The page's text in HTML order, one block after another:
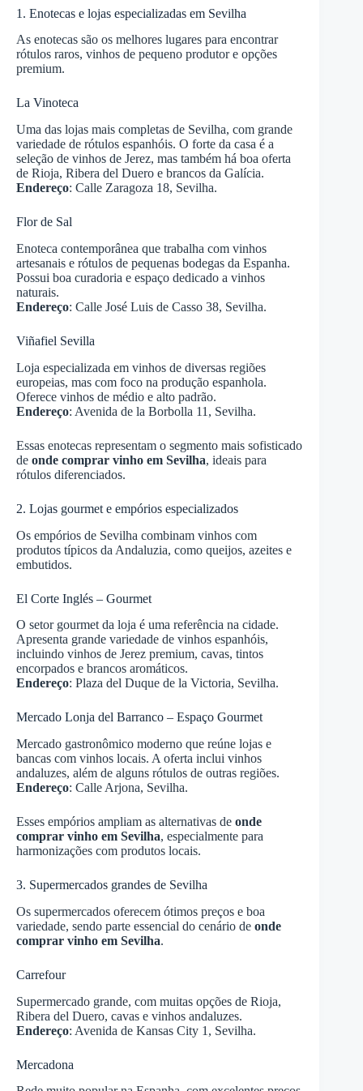
1. Enotecas e lojas especializadas em Sevilha
As enotecas são os melhores lugares para encontrar
rótulos raros, vinhos de pequeno produtor e opções
premium.
La Vinoteca
Uma das lojas mais completas de Sevilha, com grande
variedade de rótulos espanhóis. O forte da casa é a
seleção de vinhos de Jerez, mas também há boa oferta
de Rioja, Ribera del Duero e brancos da Galícia.
Endereço: Calle Zaragoza 18, Sevilha.
Flor de Sal
Enoteca contemporânea que trabalha com vinhos
artesanais e rótulos de pequenas bodegas da Espanha.
Possui boa curadoria e espaço dedicado a vinhos
naturais.
Endereço: Calle José Luis de Casso 38, Sevilha.
Viñafiel Sevilla
Loja especializada em vinhos de diversas regiões
europeias, mas com foco na produção espanhola.
Oferece vinhos de médio e alto padrão.
Endereço: Avenida de la Borbolla 11, Sevilha.
Essas enotecas representam o segmento mais sofisticado
de onde comprar vinho em Sevilha, ideais para
rótulos diferenciados.
2. Lojas gourmet e empórios especializados
Os empórios de Sevilha combinam vinhos com
produtos típicos da Andaluzia, como queijos, azeites e
embutidos.
El Corte Inglés – Gourmet
O setor gourmet da loja é uma referência na cidade.
Apresenta grande variedade de vinhos espanhóis,
incluindo vinhos de Jerez premium, cavas, tintos
encorpados e brancos aromáticos.
Endereço: Plaza del Duque de la Victoria, Sevilha.
Mercado Lonja del Barranco – Espaço Gourmet
Mercado gastronômico moderno que reúne lojas e
bancas com vinhos locais. A oferta inclui vinhos
andaluzes, além de alguns rótulos de outras regiões.
Endereço: Calle Arjona, Sevilha.
Esses empórios ampliam as alternativas de onde
comprar vinho em Sevilha, especialmente para
harmonizações com produtos locais.
3. Supermercados grandes de Sevilha
Os supermercados oferecem ótimos preços e boa
variedade, sendo parte essencial do cenário de onde
comprar vinho em Sevilha.
Carrefour
Supermercado grande, com muitas opções de Rioja,
Ribera del Duero, cavas e vinhos andaluzes.
Endereço: Avenida de Kansas City 1, Sevilha.
Mercadona